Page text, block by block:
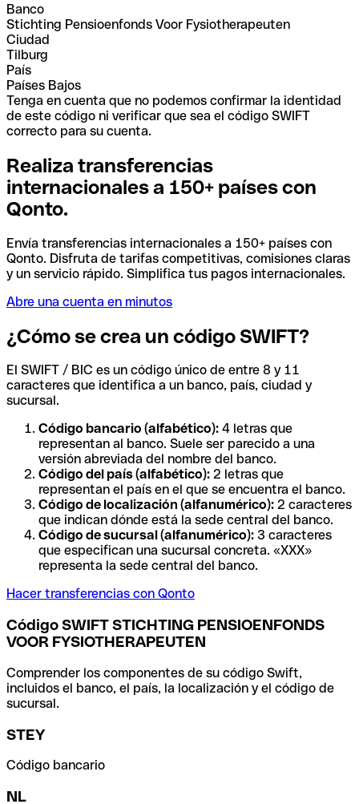
Banco
Stichting Pensioenfonds Voor Fysiotherapeuten
Ciudad
Tilburg
País
Países Bajos
Tenga en cuenta que no podemos confirmar la identidad
de este código ni verificar que sea el código SWIFT
correcto para su cuenta.
Realiza transferencias
internacionales a 150+ países con
Qonto.
Envía transferencias internacionales a 150+ países con
Qonto. Disfruta de tarifas competitivas, comisiones claras
y un servicio rápido. Simplifica tus pagos internacionales.
Abre una cuenta en minutos
¿Cómo se crea un código SWIFT?
El SWIFT / BIC es un código único de entre 8 y 11
caracteres que identifica a un banco, país, ciudad y
sucursal.
Código bancario (alfabético): 4 letras que
representan al banco. Suele ser parecido a una
versión abreviada del nombre del banco.
Código del país (alfabético): 2 letras que
representan el país en el que se encuentra el banco.
Código de localización (alfanumérico): 2 caracteres
que indican dónde está la sede central del banco.
Código de sucursal (alfanumérico): 3 caracteres
que especifican una sucursal concreta. «XXX»
representa la sede central del banco.
Hacer transferencias con Qonto
Código SWIFT STICHTING PENSIOENFONDS
VOOR FYSIOTHERAPEUTEN
Comprender los componentes de su código Swift,
incluidos el banco, el país, la localización y el código de
sucursal.
STEY
Código bancario
NL